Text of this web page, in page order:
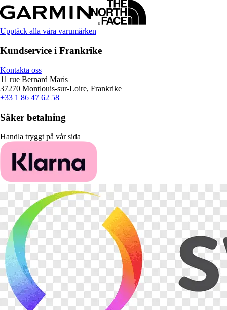
Upptäck alla våra varumärken
Kundservice i Frankrike
Kontakta oss
11 rue Bernard Maris
37270 Montlouis-sur-Loire, Frankrike
+33 1 86 47 62 58
Säker betalning
Handla tryggt på vår sida